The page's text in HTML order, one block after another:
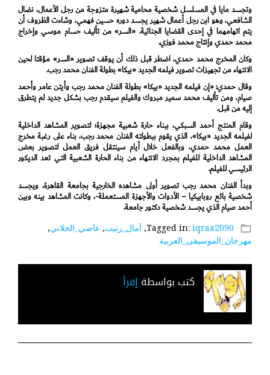
وتجسد مايا في المسلسل شخصية محامية شهيرة متزوجة من رجل الأعمال، نضال
الشافعي، وهو ابن رجل أعمال شهير يجسد دوره حسين فهمي، وشاءت الظروف أن
يتم اتهامهما في إحدى القضايا الجنائية. «السر» من تأليف حسام موسي وإخراج
محمد حمدي وإنتاج محمد فوزي.
وكان المخرج محمد حمدي، اضطر قبل ذلك أن يوقف تصوير «السر» مؤقتا لحين
الانتهاء من تجهيزات تصوير فيلمه الجديد «بيكا» بطولة الفنان محمد رجب.
وقال حمدي: «إن فيلمه الجديد «بيكا» بطولة الفنان محمد رجب وأيتن عامر وأحمد
صيام، ومن تأليف محمد سمير مبروك والفيلم سيقدم رجب بشكل جديد لم يتطرق
إليه من قبل.
وقام المنتج أحمد السبكي، ببناء حارة شعبية مجهزة؛ لتصوير المشاهد الداخلية
لفيلمه الجديد «بيكا»، الذي يقوم ببطولته الفنان محمد رجب، بناء على رغبة مخرج
العمل محمد حمدي، وبالفعل خلال أيام سينتقل فريق العمل لتصوير بعض
المشاهد الداخلية للفيلم بمجرد الانتهاء من بناء الحارة الشعبية التي تعد الديكور
الرئيسي للفيلم.
وبدأ الفنان محمد رجب تصوير أولى مشاهده الخارجية بجامعة القاهرة، ويجسد
شخصية بائع روبابيكيا – الأدوات والأجهزة المستعملة-، وكانت المشاهد بينه وبين
أحمد صيام الذي يجسد شخصية دكتور جامعة.
folder_open
Tagged in: iqraa2090
,آمال_رتيب, عاصي_الحلاني,
مهرجان_الموسيقى_العربية
كتب بواسطة إقرأ